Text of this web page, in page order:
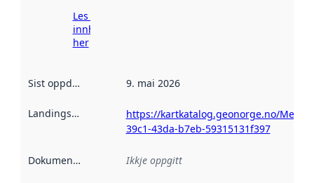
Les meir om
innhenting
her
Sist oppdatert 9. mai 2026
Landingsside
https://kartkatalog.geonorge.no/
39c1-43da-b7eb-59315131f397
Dokumentasjon Ikkje oppgitt